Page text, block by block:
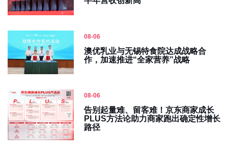
08-06
澳优乳业与无锡特食院达成战略合
作，加速推进“全家营养”战略
08-06
告别起量难、留客难！京东商家成长
PLUS方法论助力商家跑出确定性增长
路径